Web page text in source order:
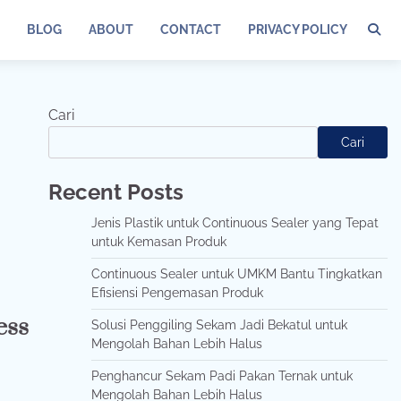
BLOG ABOUT CONTACT PRIVACY POLICY
Cari
Cari
Recent Posts
Jenis Plastik untuk Continuous Sealer yang Tepat
untuk Kemasan Produk
Continuous Sealer untuk UMKM Bantu Tingkatkan
Efisiensi Pengemasan Produk
Solusi Penggiling Sekam Jadi Bekatul untuk
Mengolah Bahan Lebih Halus
Penghancur Sekam Padi Pakan Ternak untuk
Mengolah Bahan Lebih Halus